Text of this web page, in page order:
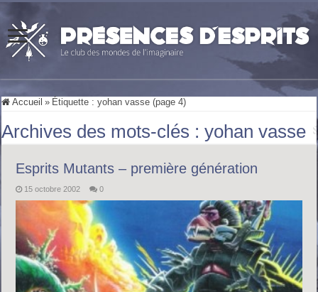
Accueil » Étiquette :yohan vasse (page 4)
Archives des mots-clés :yohan vasse
Esprits Mutants – première génération
15 octobre 2002 0